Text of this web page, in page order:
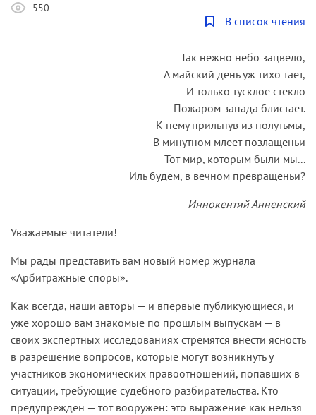
550
В список чтения
Так нежно небо зацвело,
А майский день уж тихо тает,
И только тусклое стекло
Пожаром запада блистает.
К нему прильнув из полутьмы,
В минутном млеет позлащеньи
Тот мир, которым были мы...
Иль будем, в вечном превращеньи?
Иннокентий Анненский
Уважаемые читатели!
Мы рады представить вам новый номер журнала
«Арбитражные споры».
Как всегда, наши авторы — и впервые публикующиеся, и
уже хорошо вам знакомые по прошлым выпускам — в
своих экспертных исследованиях стремятся внести ясность
в разрешение вопросов, которые могут возникнуть у
участников экономических правоотношений, попавших в
ситуации, требующие судебного разбирательства. Кто
предупрежден — тот вооружен: это выражение как нельзя